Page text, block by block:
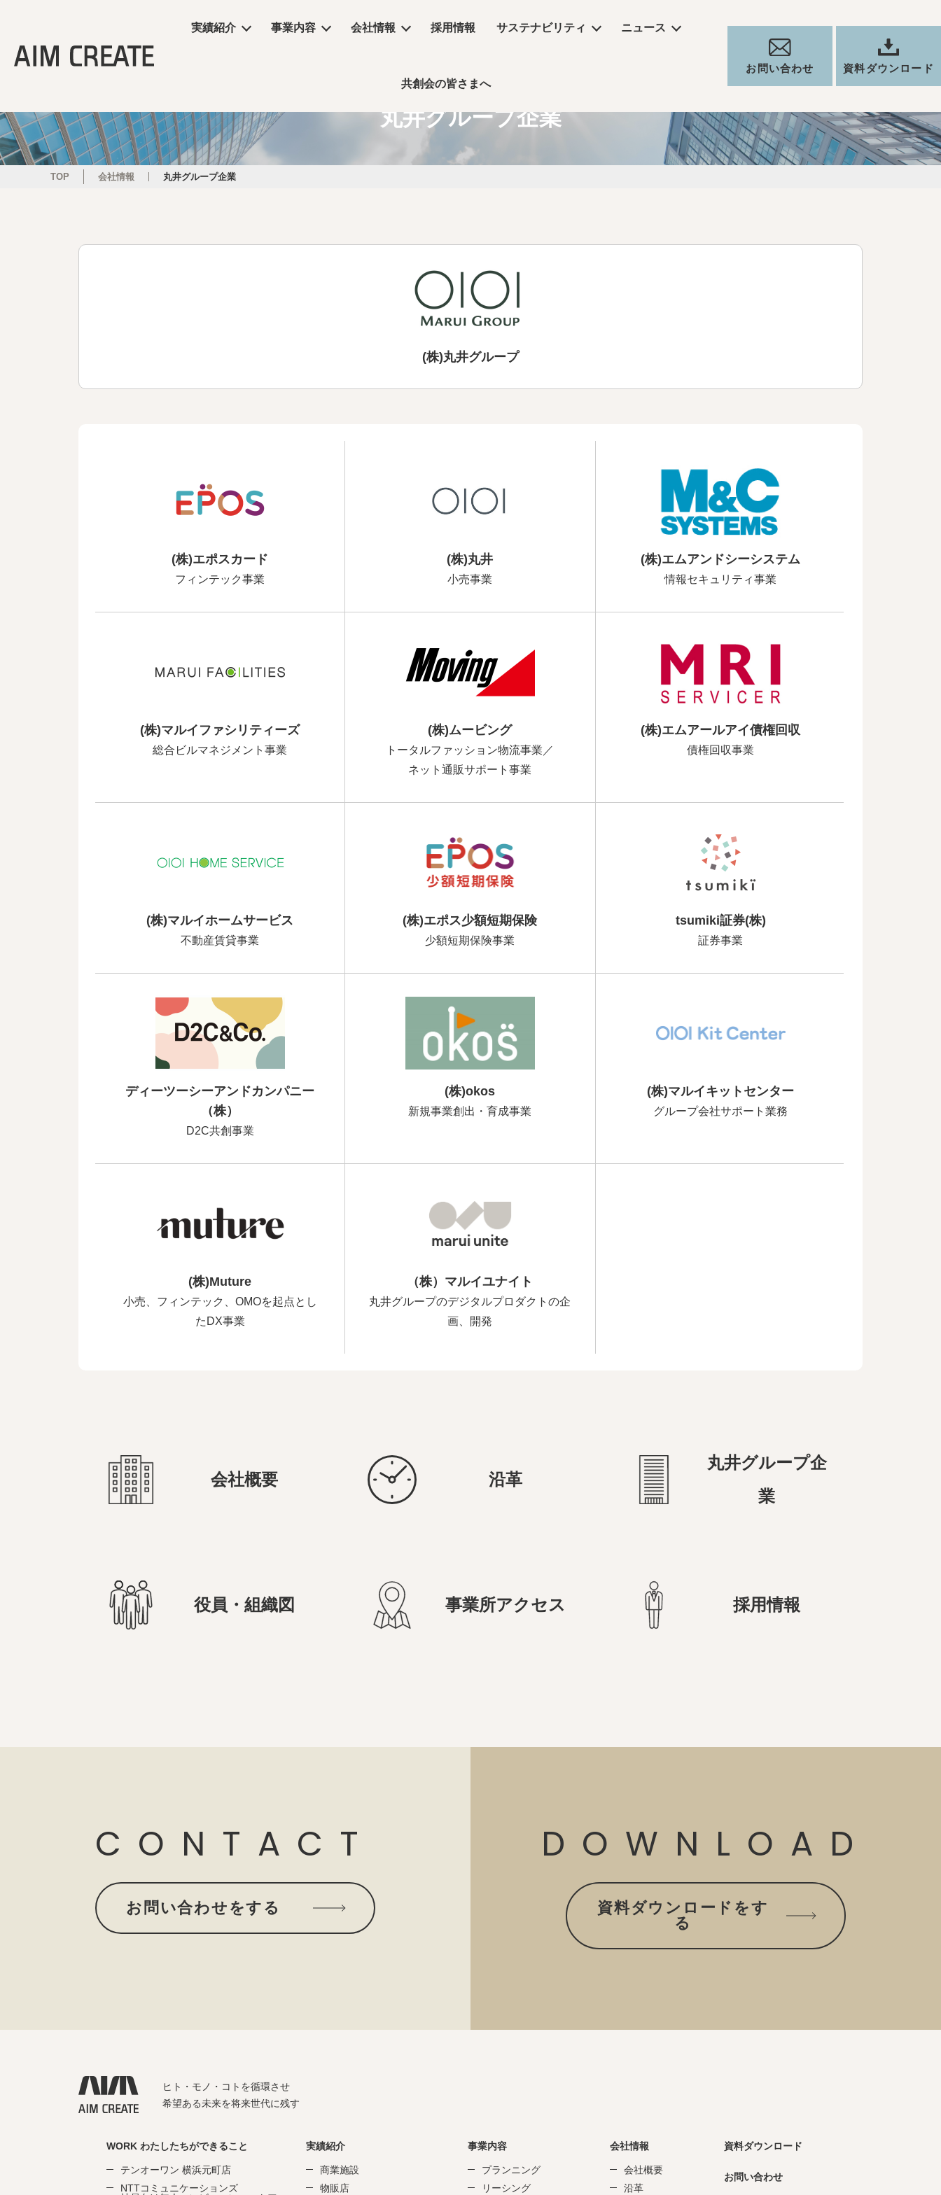
実績紹介
商業施設 飲食店・食物販店
サービス 保育園・介護施設・医療施設
オフィス・ショールーム
事業内容
プランニング リーシング デザイン・設計
施工・制作管理
会社情報
会社概要 丸井グループ企業
役員・組織図
採用情報 サステナビリティ
エイムクリエイツのサステナビリティ
ワクテナブルとは コンセプトムービー
提案資料
ニュース
ニュース
共創会の皆さまへ
お問い合わせ 資料ダウンロード
丸井グループ企業
TOP 会社情報 丸井グループ企業
(株)丸井グループ
(株)エポスカード
フィンテック事業
(株)丸井
小売事業
(株)エムアンドシーシステム
情報セキュリティ事業
(株)マルイファシリティーズ
総合ビルマネジメント事業
(株)ムービング
トータルファッション物流事業／
ネット通販サポート事業
(株)エムアールアイ債権回収
債権回収事業
(株)マルイホームサービス
不動産賃貸事業
(株)エポス少額短期保険
少額短期保険事業
tsumiki証券(株)
証券事業
ディーツーシーアンドカンパニー
（株）
D2C共創事業
(株)okos
新規事業創出・育成事業
(株)マルイキットセンター
グループ会社サポート業務
(株)Muture
小売、フィンテック、OMOを起点とし
たDX事業
（株）マルイユナイト
丸井グループのデジタルプロダクトの企
画、開発
会社概要 沿革
丸井グループ企
業
役員・組織図 事業所アクセス 採用情報
CONTACT
お問い合わせをする
DOWNLOAD
資料ダウンロードをす
る
ヒト・モノ・コトを循環させ
希望ある未来を将来世代に残す
WORK わたしたちができること
テンオーワン 横浜元町店
NTTコミュニケーションズ
実績紹介
商業施設
物販店
事業内容
プランニング
リーシング
会社情報
会社概要
沿革
資料ダウンロード
お問い合わせ